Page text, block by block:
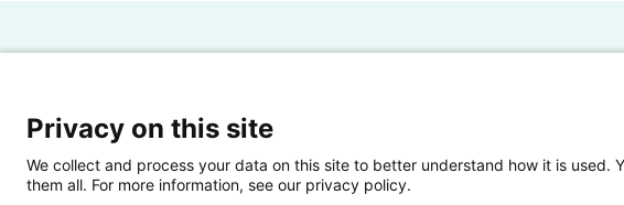
Powered by SURF
Eigen onderzoek
Privacy on this site
We collect and process your data on this site to better understand how it is
them all. For more information, see our privacy policy.